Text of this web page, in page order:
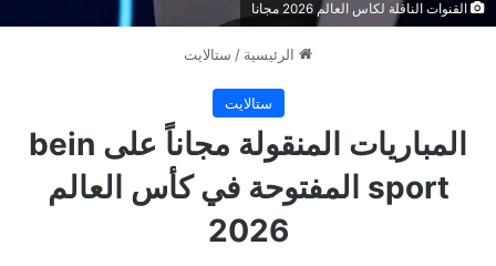
القنوات الناقلة لكاس العالم 2026 مجانا
الرئيسية / ستالايت
ستالايت
المباريات المنقولة مجاناً على bein
sport المفتوحة في كأس العالم
2026